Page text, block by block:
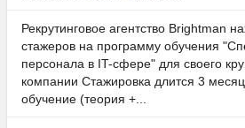
Рекрутинговое агентство Brightman
стажеров на программу обучения
персонала в IT-сфере" для своего
компании Стажировка длится 3
обучение (теория +...